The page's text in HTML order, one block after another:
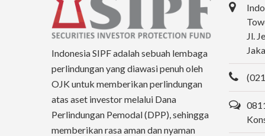
Indonesia SIPF adalah sebuah lembaga
perlindungan yang diawasi penuh oleh
OJK untuk memberikan perlindungan
atas aset investor melalui Dana
Perlindungan Pemodal (DPP), sehingga
memberikan rasa aman dan nyaman
Jl.